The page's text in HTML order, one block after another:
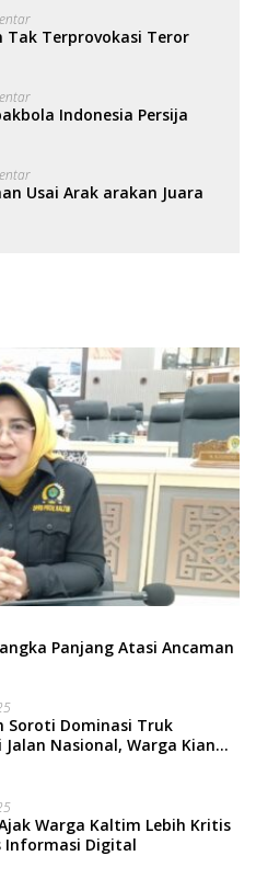
Tak Terprovokasi Teror
Indonesia Persija
Usai Arak arakan Juara
Panjang Atasi Ancaman
Soroti Dominasi Truk
Nasional, Warga Kian
Warga Kaltim Lebih Kritis
Informasi Digital